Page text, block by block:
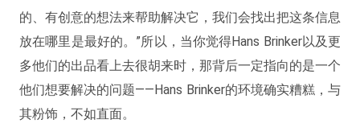
的、有创意的想法来帮助解决它，我们会找出把这条信息
放在哪里是最好的。”所以，当你觉得Hans Brinker以及更
多他们的出品看上去很胡来时，那背后一定指向的是一个
他们想要解决的问题——Hans Brinker的环境确实糟糕，与
其粉饰，不如直面。